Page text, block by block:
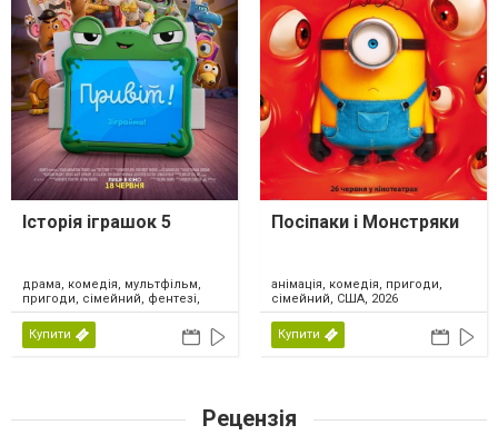
Історія іграшок 5
драма, комедія, мультфільм,
пригоди, сімейний, фентезі,
США, 2026
Купити
Посіпаки і Монстряки
анімація, комедія, пригоди,
сімейний, США, 2026
Купити
Рецензія